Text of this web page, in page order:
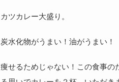
カツカレー大盛り。
炭水化物がうまい！油がうまい！
痩せるためじゃない！この食事